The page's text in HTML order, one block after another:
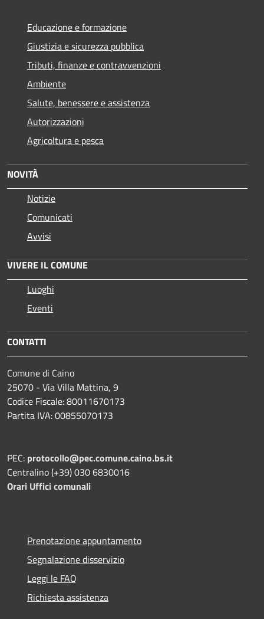
Educazione e formazione
Giustizia e sicurezza pubblica
Tributi, finanze e contravvenzioni
Ambiente
Salute, benessere e assistenza
Autorizzazioni
Agricoltura e pesca
NOVITÀ
Notizie
Comunicati
Avvisi
VIVERE IL COMUNE
Luoghi
Eventi
CONTATTI
Comune di Caino
25070 - Via Villa Mattina, 9
Codice Fiscale: 80011670173
Partita IVA: 00855070173
PEC: protocollo@pec.comune.caino.bs.it
Centralino (+39) 030 6830016
Orari Uffici comunali
Prenotazione appuntamento
Segnalazione disservizio
Leggi le FAQ
Richiesta assistenza